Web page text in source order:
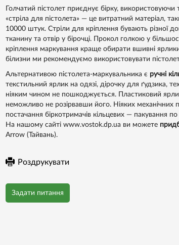
Голчатий пістолет приєднує бірку, використовуючи
«стріла для пістолета» — це витратний матеріал,
10000 штук. Стріли для кріплення бувають різної
тканину та отвір у бірочці. Прокол голкою у
кріплення маркування краще обирати вшивні
білизни ми рекомендуємо використовувати
Альтернативою пістолета-маркувальника є ручні
текстильний ярлик на одязі, дірочку для ґудзика,
ніяким чином не пошкоджується. Пластиковий
неможливо не розірвавши його. Ніяких механічних
постачання біркотримачів кільцевих — пакування
На нашому сайті www.vostok.dp.ua ви можете
Arrow (Тайвань).
Роздрукувати
Задати питання